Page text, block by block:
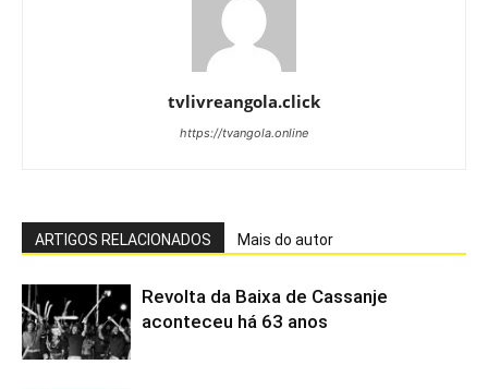
tvlivreangola.click
https://tvangola.online
ARTIGOS RELACIONADOS Mais do autor
Revolta da Baixa de Cassanje
aconteceu há 63 anos